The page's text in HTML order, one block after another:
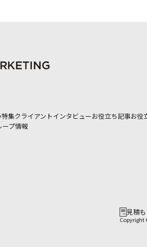
特集クライアントインタビューお役立ち記事お役
ープ情報
見積
Copyright